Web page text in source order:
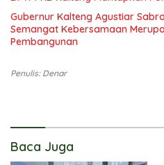
Gubernur Kalteng Agustiar
Semangat Kebersamaan
Pembangunan
Penulis: Denar
Baca Juga